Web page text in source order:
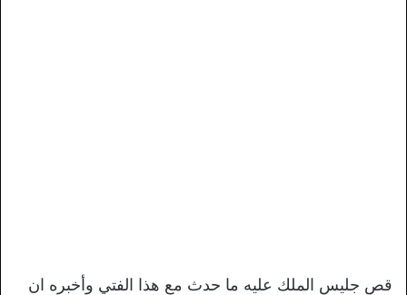
قص جليس الملك عليه ما حدث مع هذا الفتي وأخبره ان